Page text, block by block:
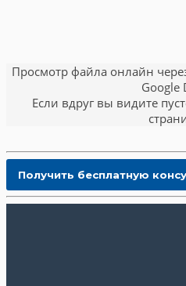
Просмотр файла онлайн
Google
Если вдруг вы видите